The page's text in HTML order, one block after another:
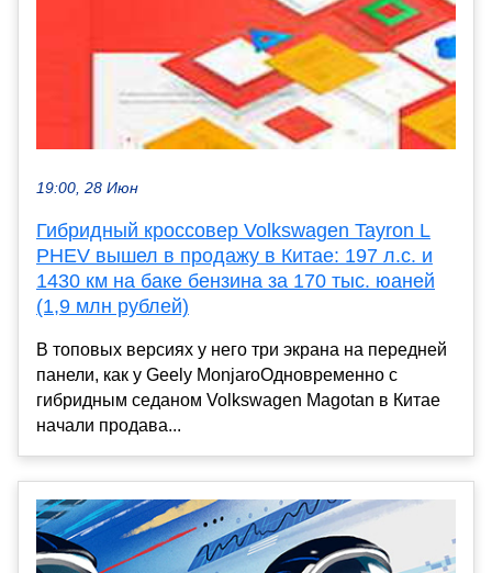
19:00, 28 Июн
Гибридный кроссовер Volkswagen Tayron L
PHEV вышел в продажу в Китае: 197 л.с. и
1430 км на баке бензина за 170 тыс. юаней
(1,9 млн рублей)
В топовых версиях у него три экрана на передней
панели, как у Geely MonjaroОдновременно с
гибридным седаном Volkswagen Magotan в Китае
начали продава...